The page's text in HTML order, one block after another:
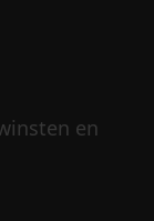
en